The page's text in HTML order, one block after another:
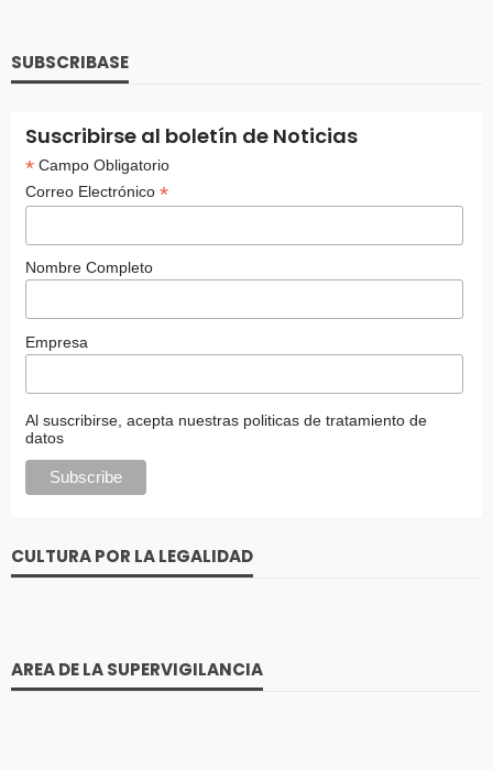
SUBSCRIBASE
Suscribirse al boletín de Noticias
*Campo Obligatorio
Correo Electrónico *
Nombre Completo
Empresa
Al suscribirse, acepta nuestras politicas de tratamiento de
datos
CULTURA POR LA LEGALIDAD
AREA DE LA SUPERVIGILANCIA